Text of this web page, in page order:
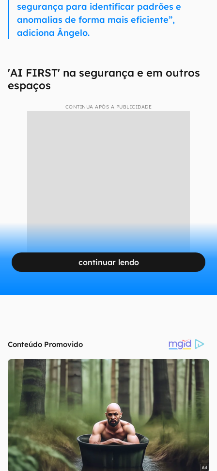
segurança para identificar padrões e
anomalias de forma mais eficiente”,
adiciona Ângelo.
'AI FIRST' na segurança e em outros
espaços
CONTINUA APÓS A PUBLICIDADE
continuar lendo